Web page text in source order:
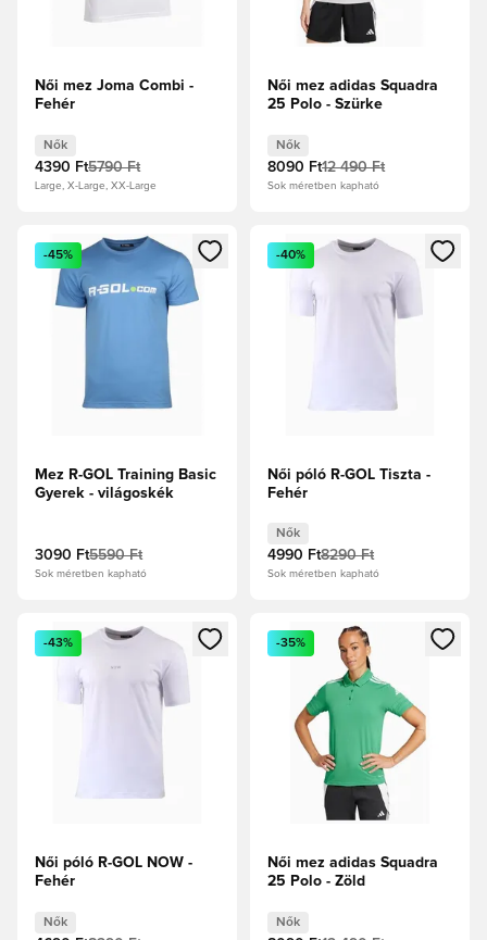
Női mez Joma Combi -
Fehér
Nők
4390 Ft5790 Ft
Large, X-Large, XX-Large
Női mez adidas Squadra
25 Polo - Szürke
Nők
8090 Ft12 490 Ft
Sok méretben kapható
Megnyit egy modált a bejelentkezéshez vagy a tagként
-45%
Mez R-GOL Training Basic
Gyerek - világoskék
3090 Ft5590 Ft
Sok méretben kapható
Megnyit egy modált a
-40%
Női póló R-GOL Tiszta -
Fehér
Nők
4990 Ft8290 Ft
Sok méretben kapható
Megnyit egy modált a bejelentkezéshez vagy a tagként
-43%
Női póló R-GOL NOW -
Fehér
Nők
Megnyit egy modált a
-35%
Női mez adidas Squadra
25 Polo - Zöld
Nők